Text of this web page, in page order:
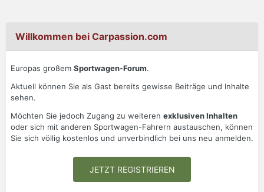
Willkommen bei Carpassion.com
Europas großem Sportwagen-Forum.
Aktuell können Sie als Gast bereits gewisse Beiträge und Inhalte
sehen.
Möchten Sie jedoch Zugang zu weiteren exklusiven Inhalten
oder sich mit anderen Sportwagen-Fahrern austauschen, können
Sie sich völlig kostenlos und unverbindlich bei uns neu anmelden.
JETZT REGISTRIEREN